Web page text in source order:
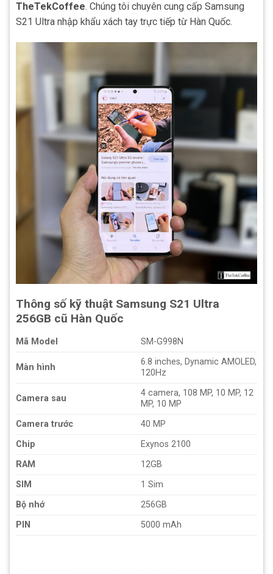
TheTekCoffee. Chúng tôi chuyên cung cấp Samsung
S21 Ultra nhập khẩu xách tay trực tiếp từ Hàn Quốc.
Thông số kỹ thuật Samsung S21 Ultra
256GB cũ Hàn Quốc
Mã Model SM-G998N
Màn hình
6.8 inches, Dynamic AMOLED,
120Hz
Camera sau
4 camera, 108 MP, 10 MP, 12
MP, 10 MP
Camera trước
40 MP
Chip
Exynos 2100
RAM
12GB
SIM
1 Sim
Bộ nhớ
256GB
PIN
5000 mAh